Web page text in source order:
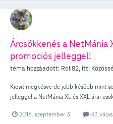
Árcsökkenés a NetMánia
promociós jelleggel!
téma hozzáadott: Roli82, itt:
Kicsit megkésve de jobb később mint
jelleggel a NetMánia XL és XXL árai
csomagra történő új szerződéskötés
2016. szeptember 3. 43